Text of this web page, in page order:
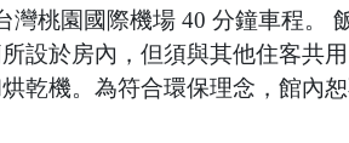
桃園國際機場 40 分鐘車程。
設於房內，但須與其他住客共
乾機。為符合環保理念，館內恕